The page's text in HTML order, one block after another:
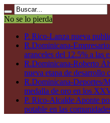
No se lo pierda
P. Rico-Lanza nueva
R.Dominicana-
aranceles del 12.5% a las
R.Dominicana-Roberto
nueva etapa de
R.Dominicana-Deportes/
medalla de oro en los
P. Rico-Alcalde Aponte
potable en las